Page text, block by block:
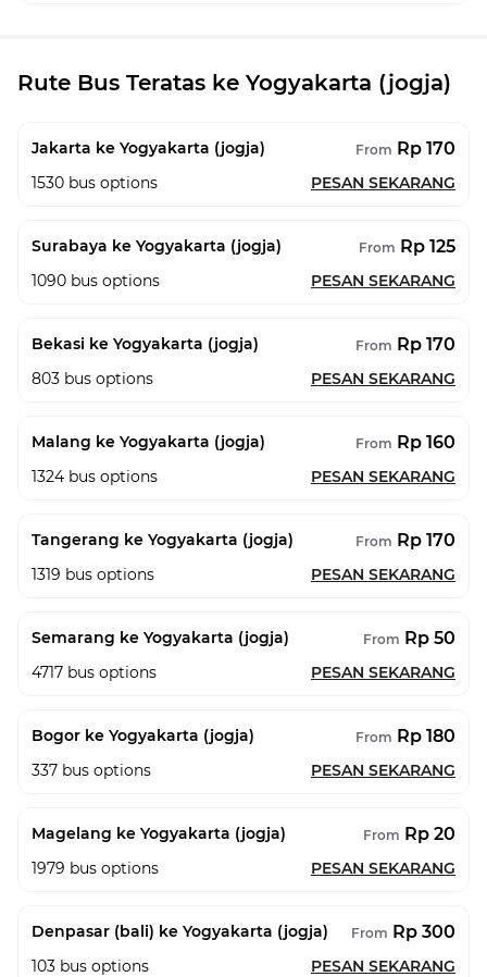
Rute Bus Teratas ke Yogyakarta (jogja)
Jakarta ke Yogyakarta (jogja) From Rp 170
1530 bus options PESAN SEKARANG
Surabaya ke Yogyakarta (jogja) From Rp 125
1090 bus options PESAN SEKARANG
Bekasi ke Yogyakarta (jogja) From Rp 170
803 bus options PESAN SEKARANG
Malang ke Yogyakarta (jogja) From Rp 160
1324 bus options PESAN SEKARANG
Tangerang ke Yogyakarta (jogja) From Rp 170
1319 bus options PESAN SEKARANG
Semarang ke Yogyakarta (jogja) From Rp 50
4717 bus options PESAN SEKARANG
Bogor ke Yogyakarta (jogja) From Rp 180
337 bus options PESAN SEKARANG
Magelang ke Yogyakarta (jogja) From Rp 20
1979 bus options PESAN SEKARANG
Denpasar (bali) ke Yogyakarta (jogja) From Rp 300
103 bus options PESAN SEKARANG